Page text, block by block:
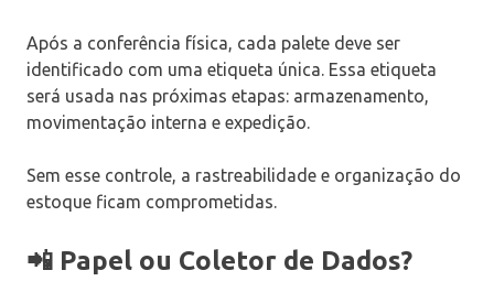
Após a conferência física, cada palete deve ser
identificado com uma etiqueta única. Essa etiqueta
será usada nas próximas etapas: armazenamento,
movimentação interna e expedição.
Sem esse controle, a rastreabilidade e organização do
estoque ficam comprometidas.
📲 Papel ou Coletor de Dados?